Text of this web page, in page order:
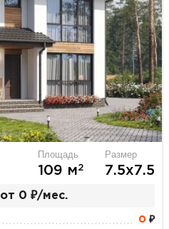
Площадь
109 м2
Размер
7.5х7.5
от 0 ₽/мес.
0 ₽